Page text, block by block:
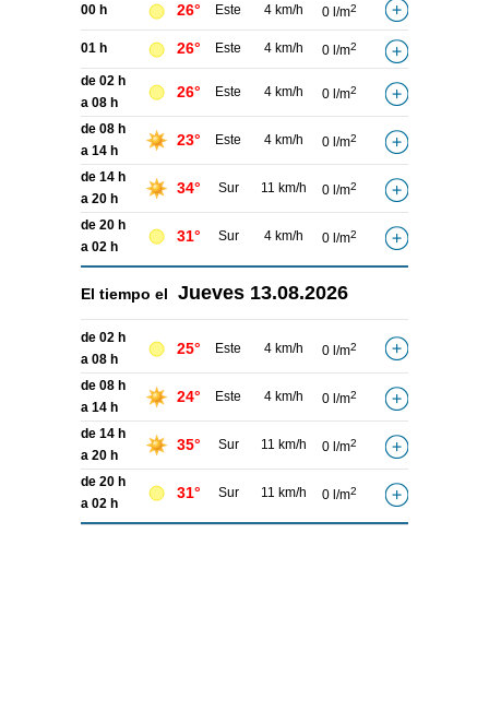
00 h 26° Este 4 km/h 0 l/m2
01 h 26° Este 4 km/h 0 l/m2
de 02 h
a 08 h
26° Este 4 km/h 0 l/m2
de 08 h
a 14 h
23° Este 4 km/h 0 l/m2
de 14 h
a 20 h
34° Sur 11 km/h 0 l/m2
de 20 h
a 02 h
31° Sur 4 km/h 0 l/m2
El tiempo el Jueves 13.08.2026
de 02 h
a 08 h
25° Este 4 km/h 0 l/m2
de 08 h
a 14 h
24° Este 4 km/h 0 l/m2
de 14 h
a 20 h
35° Sur 11 km/h 0 l/m2
de 20 h
a 02 h
31° Sur 11 km/h 0 l/m2